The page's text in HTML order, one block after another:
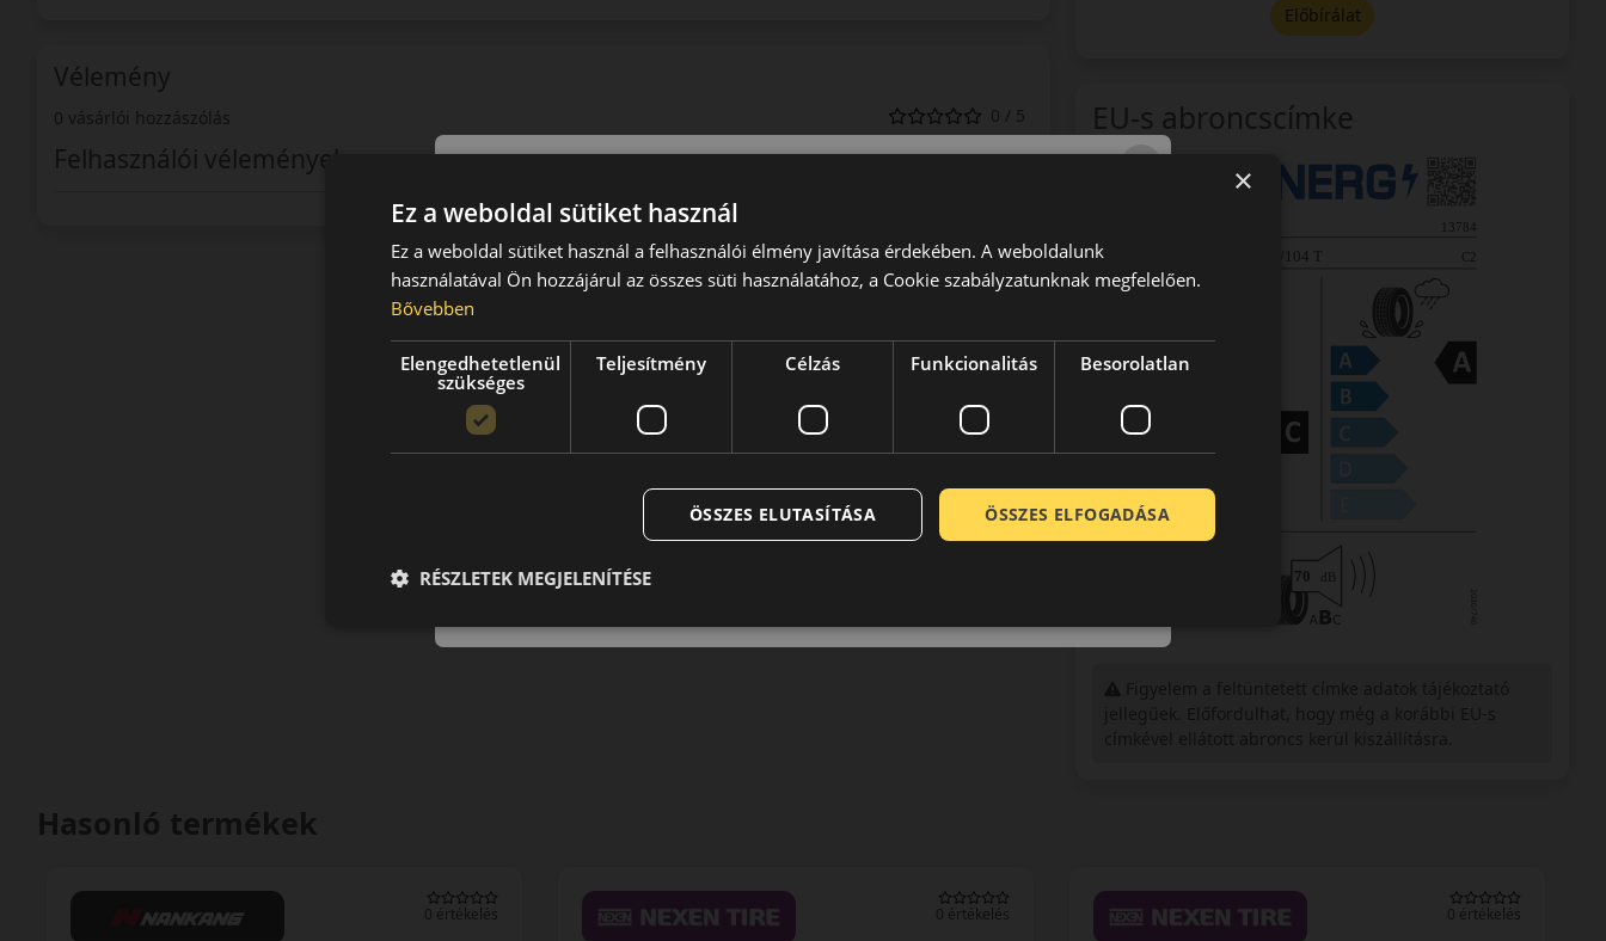
Vélemény
0 vásárlói hozzászólás 0 / 5
Felhasználói vélemények
Előbírálat
EU-s abroncscímke
Hasonló termékek
0 értékelés 0 értékelés 0 értékelés
×
Ez a weboldal sütiket használ
Ez a weboldal sütiket használ a felhasználói élmény javítása érdekében. A weboldalunk
használatával Ön hozzájárul az összes süti használatához, a Cookie szabályzatunknak megfelelően.
Bővebben
Elengedhetetlenül
szükséges
Teljesítmény Célzás Funkcionalitás Besorolatlan
ÖSSZES ELFOGADÁSA
ÖSSZES ELUTASÍTÁSA
RÉSZLETEK MEGJELENÍTÉSE